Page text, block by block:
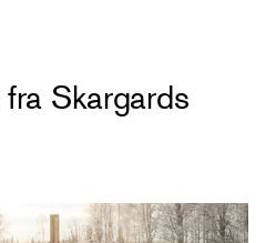
Skargards